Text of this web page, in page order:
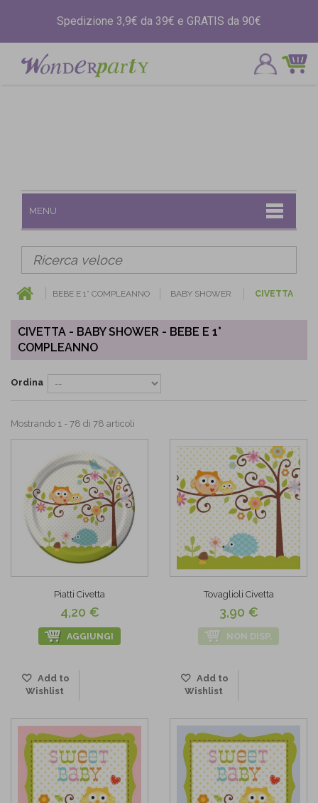
Spedizione 3,9€ da 39€ e GRATIS da 90€
MENU
BEBE E 1° COMPLEANNO BABY SHOWER CIVETTA
CIVETTA - BABY SHOWER - BEBE E 1°
COMPLEANNO
Ordina
Mostrando 1 - 78 di 78 articoli
Piatti Civetta
4,20 €
AGGIUNGI
Add to
Wishlist
Tovaglioli Civetta
3,90 €
NON DISP.
Add to
Wishlist